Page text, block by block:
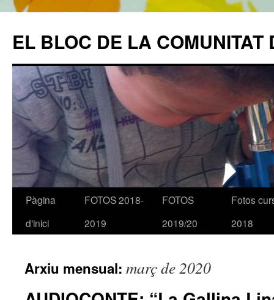
EL BLOC DE LA COMUNITAT
Vés
Pàgina
d'inici
FOTOS 2018-
2019
FOTOS
2019/20
Fotos
2018
Arxiu mensual: març de 2020